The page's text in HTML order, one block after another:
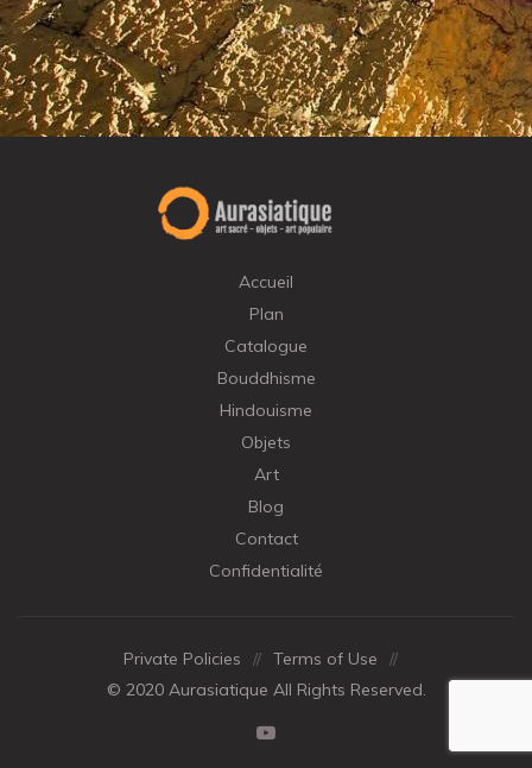
Accueil
Plan
Catalogue
Bouddhisme
Hindouisme
Objets
Art
Blog
Contact
Confidentialité
Private Policies // Terms of Use
//
© 2020 Aurasiatique All Rights Reserved.